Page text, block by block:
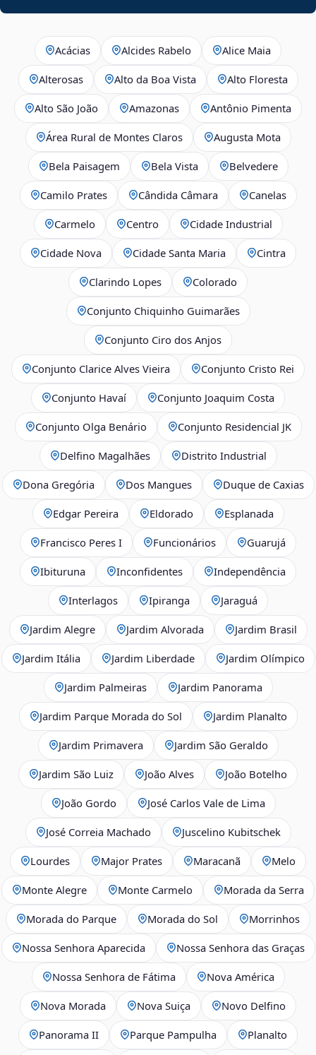
Acácias Alcides Rabelo Alice Maia
Alterosas Alto da Boa Vista Alto Floresta
Alto São João Amazonas Antônio Pimenta
Área Rural de Montes Claros Augusta Mota
Bela Paisagem Bela Vista Belvedere
Camilo Prates Cândida Câmara Canelas
Carmelo Centro Cidade Industrial
Cidade Nova Cidade Santa Maria Cintra
Clarindo Lopes Colorado
Conjunto Chiquinho Guimarães
Conjunto Ciro dos Anjos
Conjunto Clarice Alves Vieira Conjunto Cristo Rei
Conjunto Havaí Conjunto Joaquim Costa
Conjunto Olga Benário Conjunto Residencial JK
Delfino Magalhães Distrito Industrial
Dona Gregória Dos Mangues Duque de Caxias
Edgar Pereira Eldorado Esplanada
Francisco Peres I Funcionários Guarujá
Ibituruna Inconfidentes Independência
Interlagos Ipiranga Jaraguá
Jardim Alegre Jardim Alvorada Jardim Brasil
Jardim Itália Jardim Liberdade Jardim Olímpico
Jardim Palmeiras Jardim Panorama
Jardim Parque Morada do Sol Jardim Planalto
Jardim Primavera Jardim São Geraldo
Jardim São Luiz João Alves João Botelho
João Gordo José Carlos Vale de Lima
José Correia Machado Juscelino Kubitschek
Lourdes Major Prates Maracanã Melo
Monte Alegre Monte Carmelo Morada da Serra
Morada do Parque Morada do Sol Morrinhos
Nossa Senhora Aparecida Nossa Senhora das Graças
Nossa Senhora de Fátima Nova América
Nova Morada Nova Suiça Novo Delfino
Panorama II Parque Pampulha Planalto